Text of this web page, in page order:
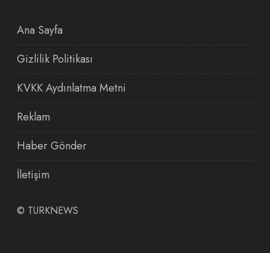
Ana Sayfa
Gizlilik Politikası
KVKK Aydınlatma Metni
Reklam
Haber Gönder
İletişim
© TURKNEWS